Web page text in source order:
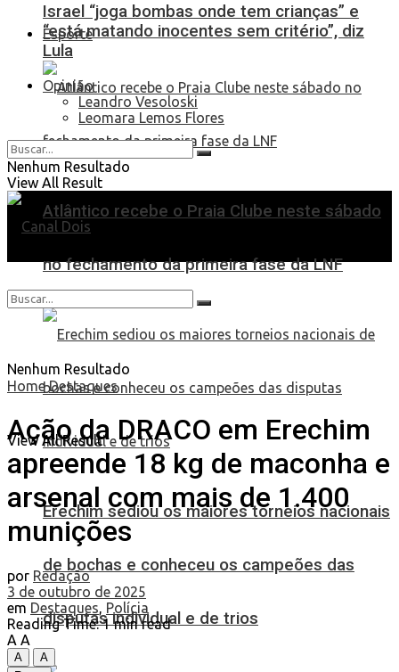
Esporte
Atlântico recebe o Praia Clube neste sábado
no fechamento da primeira fase da LNF
Erechim sediou os maiores torneios nacionais
de bochas e conheceu os campeões das
disputas individual e de trios
Israel “joga bombas onde tem crianças” e
“está matando inocentes sem critério”, diz
Lula
Opinião
Leandro Vesoloski
Leomara Lemos Flores
Nenhum Resultado
View All Result
Nenhum Resultado
View All Result
Home Destaques
Ação da DRACO em Erechim
apreende 18 kg de maconha e
arsenal com mais de 1.400
munições
por Redação
3 de outubro de 2025
em Destaques Polícia
Reading Time: 1 min read
A A
A
A